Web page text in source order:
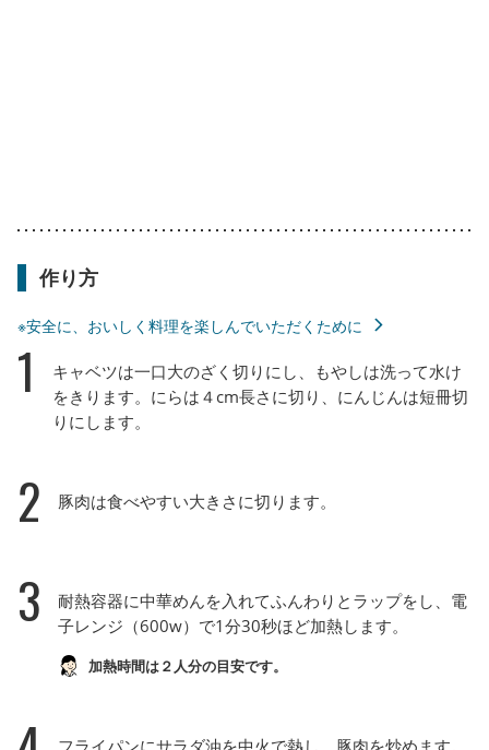
作り方
※安全に、おいしく料理を楽しんでいただくために
1
キャベツは一口大のざく切りにし、もやしは洗って水け
をきります。にらは４cm長さに切り、にんじんは短冊切
りにします。
2 豚肉は食べやすい大きさに切ります。
3
耐熱容器に中華めんを入れてふんわりとラップをし、電
子レンジ（600w）で1分30秒ほど加熱します。
加熱時間は２人分の目安です。
フライパンにサラダ油を中火で熱し、豚肉を炒めます。